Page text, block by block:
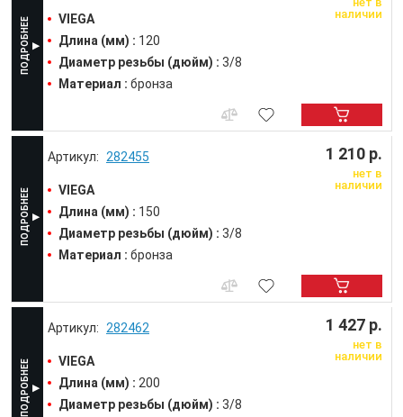
VIEGA
Длина (мм) : 120
Диаметр резьбы (дюйм) : 3/8
Материал : бронза
наличии
282455
VIEGA
Длина (мм) : 150
Диаметр резьбы (дюйм) : 3/8
Материал : бронза
1 210 р.
нет в
наличии
282462
VIEGA
Длина (мм) : 200
Диаметр резьбы (дюйм) : 3/8
1 427 р.
нет в
наличии